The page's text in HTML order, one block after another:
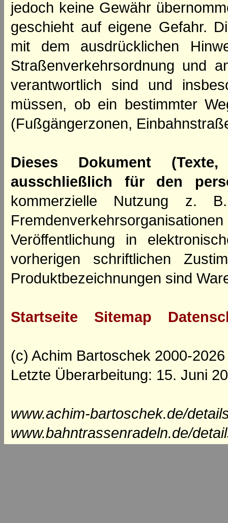
jedoch keine Gewähr
geschieht auf eigene Gefahr.
mit dem ausdrücklichen
Straßenverkehrsordnung und
verantwortlich sind und
müssen, ob ein bestimmter
(Fußgängerzonen,
Dieses Dokument
ausschließlich für den
kommerzielle Nutzung z.
Veröffentlichung in
vorherigen schriftlichen
Produktbezeichnungen sind
Startseite Sitemap
(c) Achim Bartoschek 2000-2026
Letzte Überarbeitung: 15. Juni
www.achim-bartoschek.de/
www.bahntrassenradeln.de/